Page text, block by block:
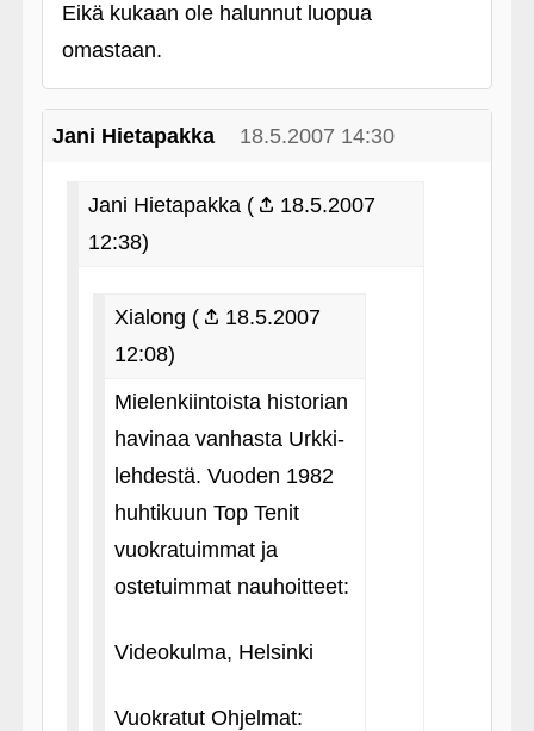
Eikä kukaan ole halunnut luopua
omastaan.
Jani Hietapakka 18.5.2007 14:30
Jani Hietapakka (
18.5.2007
12:38)
Xialong (
18.5.2007
12:08)
Mielenkiintoista historian
havinaa vanhasta Urkki-
lehdestä. Vuoden 1982
huhtikuun Top Tenit
vuokratuimmat ja
ostetuimmat nauhoitteet:
Videokulma, Helsinki
Vuokratut Ohjelmat: